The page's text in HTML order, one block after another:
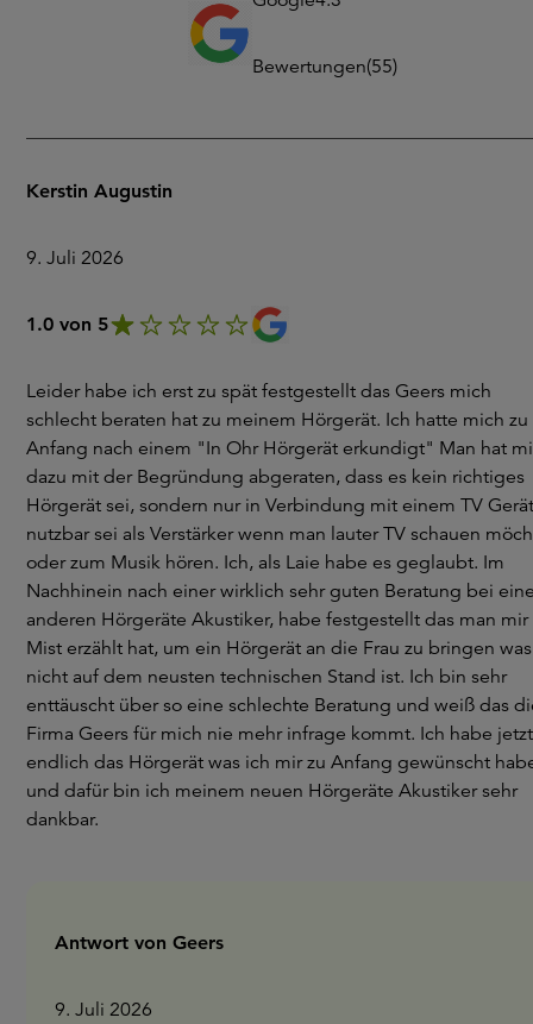
Bewertungen(55)
Kerstin Augustin
9. Juli 2026
1.0 von 5
Leider habe ich erst zu spät festgestellt das Geers mich
schlecht beraten hat zu meinem Hörgerät. Ich hatte mich zu
Anfang nach einem "In Ohr Hörgerät erkundigt" Man hat
dazu mit der Begründung abgeraten, dass es kein richtiges
Hörgerät sei, sondern nur in Verbindung mit einem TV Gerät
nutzbar sei als Verstärker wenn man lauter TV schauen
oder zum Musik hören. Ich, als Laie habe es geglaubt. Im
Nachhinein nach einer wirklich sehr guten Beratung bei
anderen Hörgeräte Akustiker, habe festgestellt das man mir
Mist erzählt hat, um ein Hörgerät an die Frau zu bringen was
nicht auf dem neusten technischen Stand ist. Ich bin sehr
enttäuscht über so eine schlechte Beratung und weiß das
Firma Geers für mich nie mehr infrage kommt. Ich habe jetzt
endlich das Hörgerät was ich mir zu Anfang gewünscht
und dafür bin ich meinem neuen Hörgeräte Akustiker sehr
dankbar.
Antwort von Geers
9. Juli 2026